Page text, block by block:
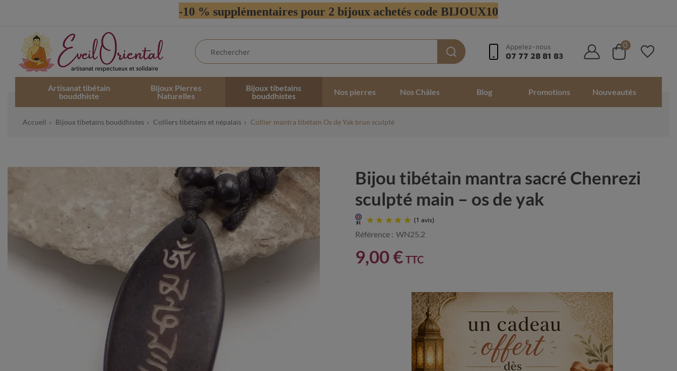
-10 % supplémentaires pour 2 bijoux achetés code BIJOUX10
Appelez-nous
07 77 28 81 83
0
Artisanat tibétain
bouddhiste
Bijoux Pierres
Naturelles
Bijoux tibetains
bouddhistes
Nos pierres Nos Châles Blog Promotions Nouveautés
Accueil Bijoux tibetains bouddhistes Colliers tibétains et népalais Collier mantra tibétain Os de Yak brun sculpté
Bijou tibétain mantra sacré Chenrezi
sculpté main – os de yak
Référence : WN25.2
9,00 € TTC